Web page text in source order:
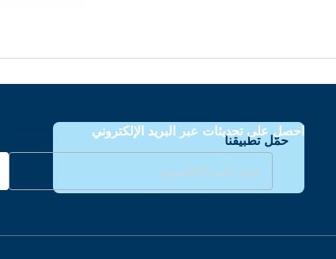
حمّل تطبيقنا
احصل على تحديثات عبر البريد الإلكتروني